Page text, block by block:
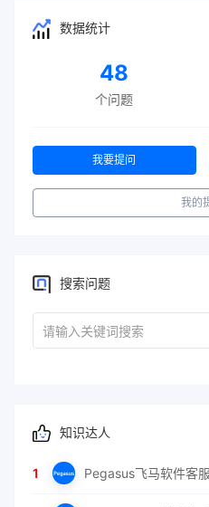
数据统计
48
个问题
我要提问
我的
搜索问题
知识达人
1 Pegasus飞马软件客服